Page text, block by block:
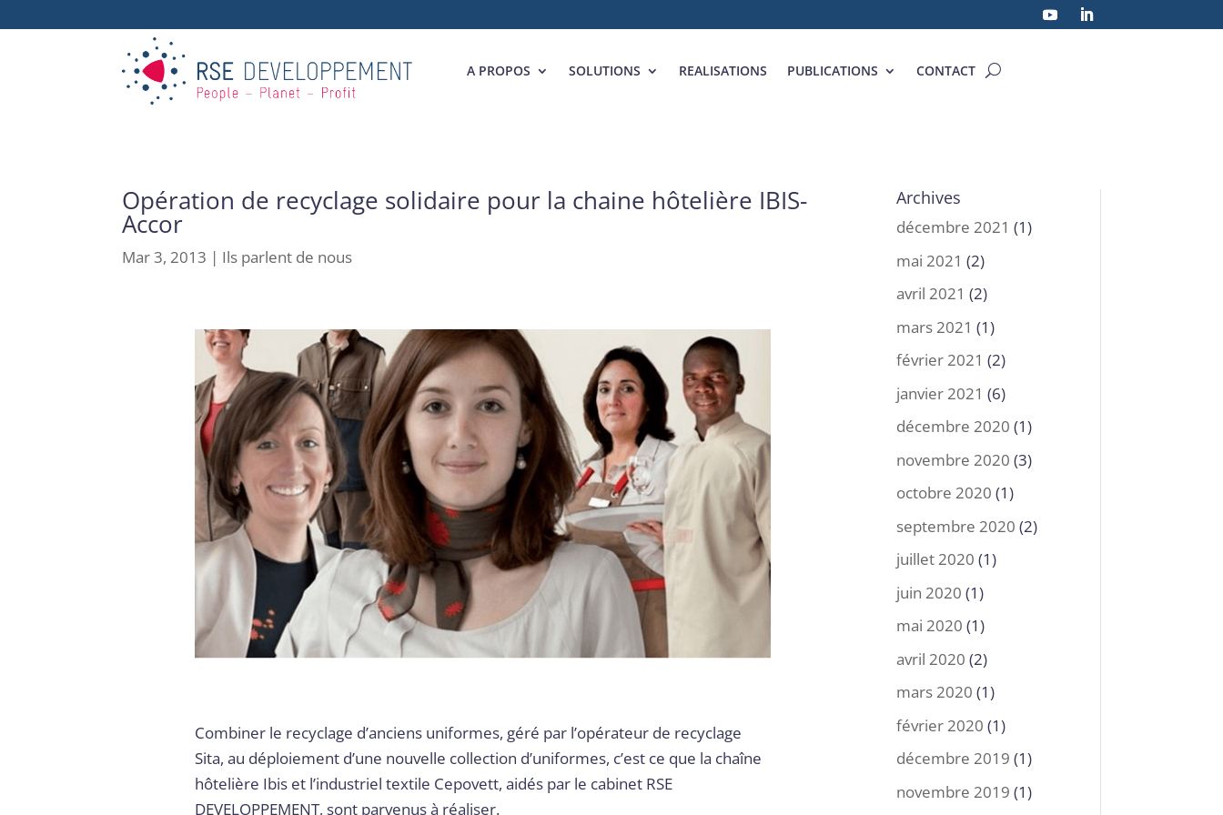
A PROPOS SOLUTIONS REALISATIONS PUBLICATIONS CONTACT
Opération de recyclage solidaire pour la chaine hôtelière IBIS-
Accor
Mar 3, 2013 | Ils parlent de nous
Combiner le recyclage d’anciens uniformes, géré par l’opérateur de recyclage
Sita, au déploiement d’une nouvelle collection d’uniformes, c’est ce que la chaîne
hôtelière Ibis et l’industriel textile Cepovett, aidés par le cabinet RSE
DEVELOPPEMENT, sont parvenus à réaliser.
Archives
décembre 2021 (1)
mai 2021 (2)
avril 2021 (2)
mars 2021 (1)
février 2021 (2)
janvier 2021 (6)
décembre 2020 (1)
novembre 2020 (3)
octobre 2020 (1)
septembre 2020 (2)
juillet 2020 (1)
juin 2020 (1)
mai 2020 (1)
avril 2020 (2)
mars 2020 (1)
février 2020 (1)
décembre 2019 (1)
novembre 2019 (1)